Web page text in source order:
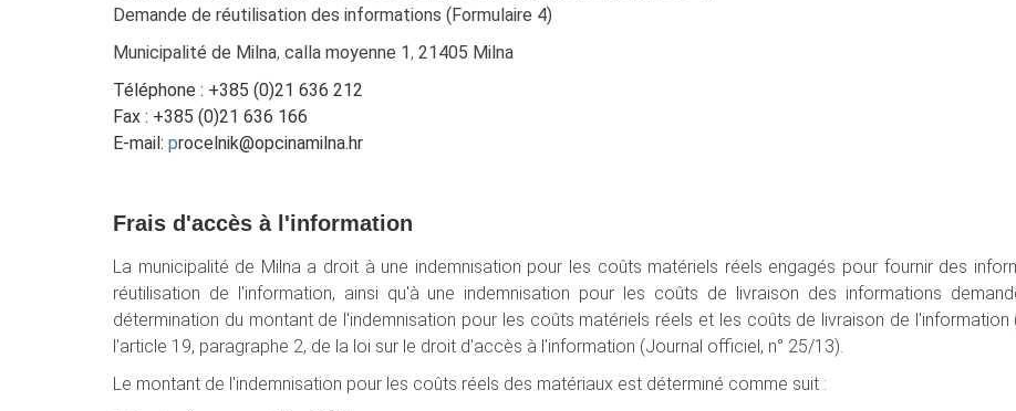
Demande de réutilisation des informations (Formulaire 4)
Municipalité de Milna, calla moyenne 1, 21405 Milna
Téléphone : +385 (0)21 636 212
Fax : +385 (0)21 636 166
E-mail: procelnik@opcinamilna.hr
Frais d'accès à l'information
La municipalité de Milna a droit à une indemnisation pour les coûts matériels réels engagés pour fournir des
réutilisation de l'information, ainsi qu'à une indemnisation pour les coûts de livraison des informations
détermination du montant de l'indemnisation pour les coûts matériels réels et les coûts de livraison de
l'article 19, paragraphe 2, de la loi sur le droit d'accès à l'information (Journal officiel, n° 25/13).
Le montant de l'indemnisation pour les coûts réels des matériaux est déterminé comme suit :